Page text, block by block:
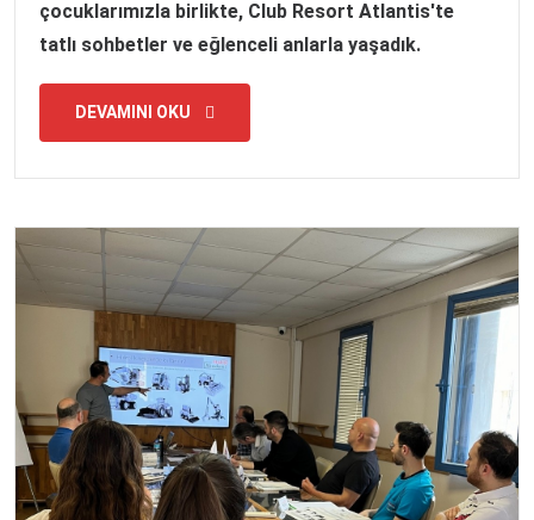
çocuklarımızla birlikte, Club Resort Atlantis'te
tatlı sohbetler ve eğlenceli anlarla yaşadık.
DEVAMINI OKU